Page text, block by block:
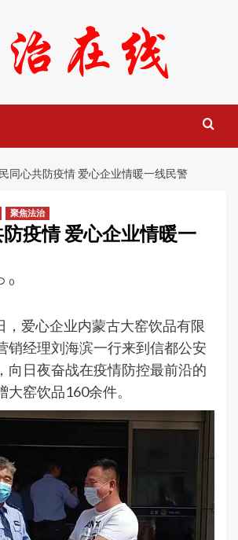
同心共防疫情 爱心企业情暖一线民警
聚焦法治
疫情 爱心企业情暖一
0
，爱心企业内蒙古大窑饮品有限
销经理刘海滨一行来到信都公安
向日夜奋战在疫情防控最前沿的
窑饮品160余件。